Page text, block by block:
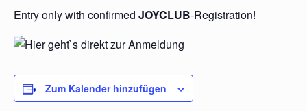
Entry only with confirmed JOYCLUB-Registration!
Zum Kalender hinzufügen